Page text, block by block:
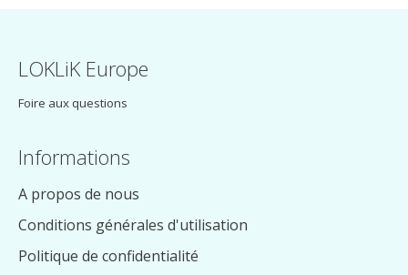
LOKLiK Europe
Foire aux questions
Informations
A propos de nous
Conditions générales d'utilisation
Politique de confidentialité